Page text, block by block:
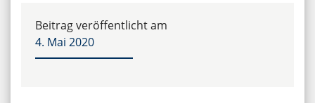
Beitrag veröffentlicht am
4. Mai 2020